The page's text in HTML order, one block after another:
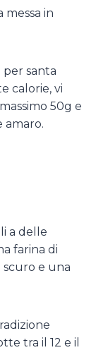
in
santa
calorie, vi
50g e
amaro.
a delle
farina di
scuro e una
tra il 12 e il